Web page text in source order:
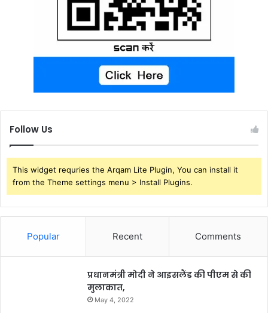
Follow Us
This widget requries the Arqam Lite Plugin, You can install it
from the Theme settings menu > Install Plugins.
Popular Recent Comments
प्रधानमंत्री मोदी ने आइसलैंड की पीएम से की
मुलाकात,
May 4, 2022